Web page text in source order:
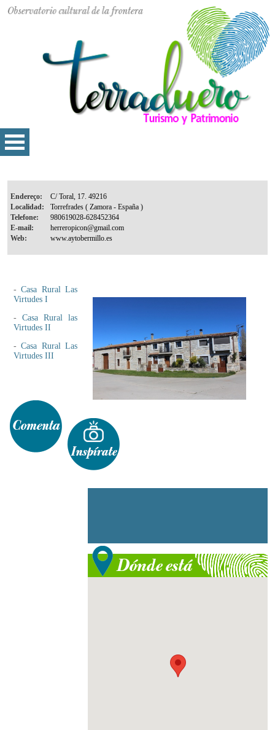
Endereço:
Localidad:
Telefone:
E-mail:
Web:
-Casa Rural Las
Virtudes I
- Casa Rural las
Virtudes II
-Casa Rural Las
Virtudes III